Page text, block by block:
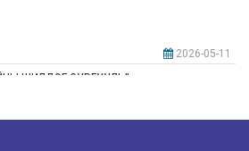
2026-05-11
ШИЛДЭГ СУРГУУЛЬ”-аар шалгарлаа